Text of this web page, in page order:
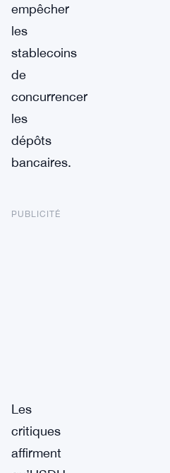
empêcher
les
stablecoins
de
concurrencer
les
dépôts
bancaires.
PUBLICITÉ
Les
critiques
affirment